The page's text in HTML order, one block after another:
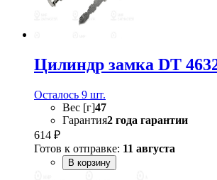
Цилиндр замка DT
Осталось 9 шт.
Вес [г]47
Гарантия2 года гарантии
614 ₽
Готов к отправке: 11 августа
В корзину